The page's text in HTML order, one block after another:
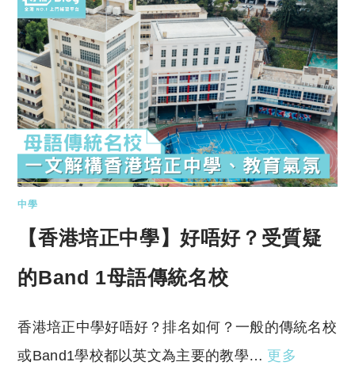
中學
【香港培正中學】好唔好？受質疑
的Band 1母語傳統名校
香港培正中學好唔好？排名如何？一般的傳統名校
或Band1學校都以英文為主要的教學… 更多